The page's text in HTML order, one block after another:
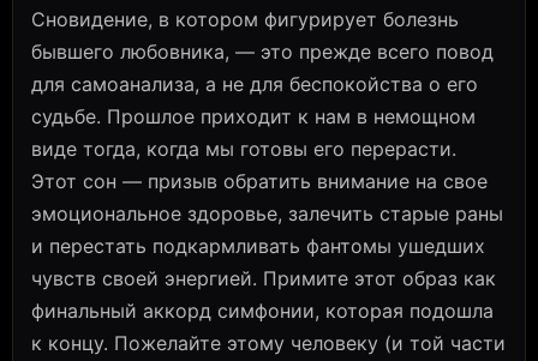
Сновидение, в котором фигурирует болезнь
бывшего любовника, — это прежде всего повод
для самоанализа, а не для беспокойства о его
судьбе. Прошлое приходит к нам в немощном
виде тогда, когда мы готовы его перерасти.
Этот сон — призыв обратить внимание на свое
эмоциональное здоровье, залечить старые раны
и перестать подкармливать фантомы ушедших
чувств своей энергией. Примите этот образ как
финальный аккорд симфонии, которая подошла
к концу. Пожелайте этому человеку (и той части